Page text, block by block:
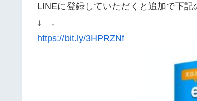
LINEに登録していただくと追加で下
↓ ↓
https://bit.ly/3HPRZNf